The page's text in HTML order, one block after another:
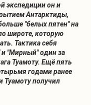
экспедиции он и
Антарктиды,
"белых пятен" на
широте, которую
Тактика себя
и "Мирный" один за
Туамоту. Ещё пять
годами ранее
Туамоту получил